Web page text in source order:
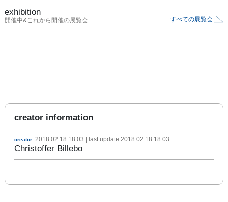
exhibition
開催中&これから開催の展覧会 すべての展覧会
creator information
creator 2018.02.18 18:03 | last update 2018.02.18 18:03
Christoffer Billebo